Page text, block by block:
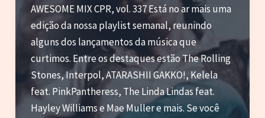
AWESOME MIX CPR, vol. 337 Está no ar mais uma
edição da nossa playlist semanal, reunindo
alguns dos lançamentos da música que
curtimos. Entre os destaques estão The Rolling
Stones, Interpol, ATARASHII GAKKO!, Kelela
feat. PinkPantheress, The Linda Lindas feat.
Hayley Williams e Mae Muller e mais. Se você